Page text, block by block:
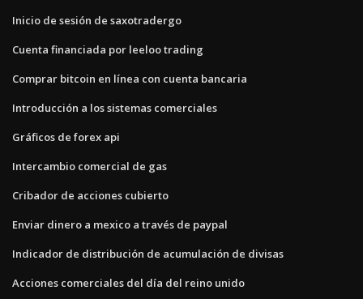
Inicio de sesión de saxotradergo
Cuenta financiada por leeloo trading
Comprar bitcoin en línea con cuenta bancaria
Introducción a los sistemas comerciales
Gráficos de forex api
Intercambio comercial de gas
Cribador de acciones cubierto
Enviar dinero a mexico a través de paypal
Indicador de distribución de acumulación de divisas
Acciones comerciales del día del reino unido